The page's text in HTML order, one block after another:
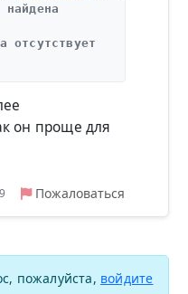
он проще для
Пожаловаться
пожалуйста, войдите